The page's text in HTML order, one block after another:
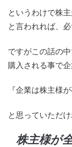
というわけで株
と言われれば、
ですがこの話の
購入される事で
『企業は株主様
と思っていただ
株主様が